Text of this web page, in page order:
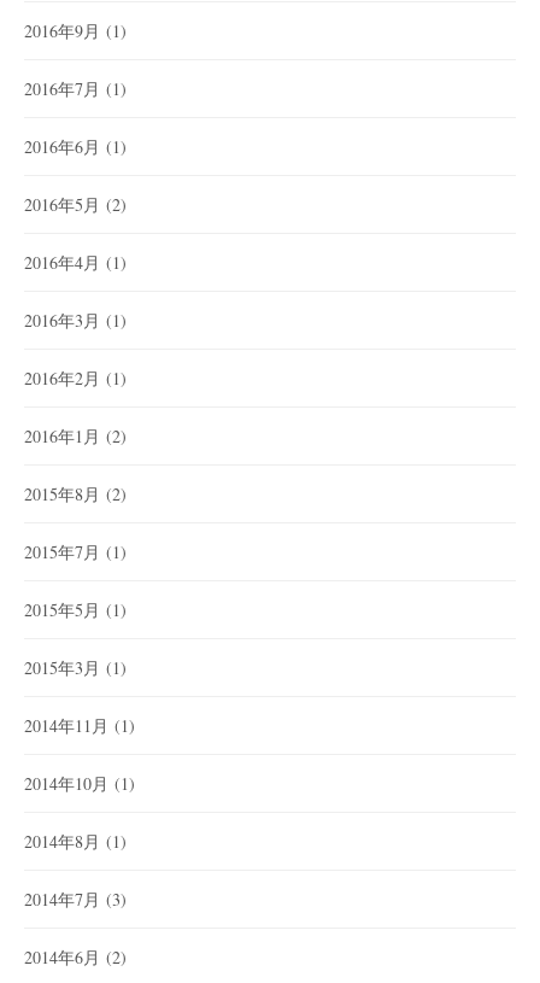
2016年9月 (1)
2016年7月 (1)
2016年6月 (1)
2016年5月 (2)
2016年4月 (1)
2016年3月 (1)
2016年2月 (1)
2016年1月 (2)
2015年8月 (2)
2015年7月 (1)
2015年5月 (1)
2015年3月 (1)
2014年11月 (1)
2014年10月 (1)
2014年8月 (1)
2014年7月 (3)
2014年6月 (2)